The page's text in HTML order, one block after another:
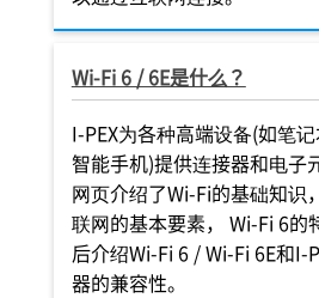
Wi-Fi 6 / 6E是什么？
I-PEX为各种高端设备(如笔
智能手机)提供连接器和电子
网页介绍了Wi-Fi的基础知识
联网的基本要素， Wi-Fi 6的
后介绍Wi-Fi 6 / Wi-Fi 6E和I-
器的兼容性。